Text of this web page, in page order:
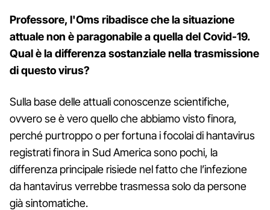
Professore, l'Oms ribadisce che la situazione
attuale non è paragonabile a quella del Covid-19.
Qual è la differenza sostanziale nella trasmissione
di questo virus?
Sulla base delle attuali conoscenze scientifiche,
ovvero se è vero quello che abbiamo visto finora,
perché purtroppo o per fortuna i focolai di hantavirus
registrati finora in Sud America sono pochi, la
differenza principale risiede nel fatto che l’infezione
da hantavirus verrebbe trasmessa solo da persone
già sintomatiche.